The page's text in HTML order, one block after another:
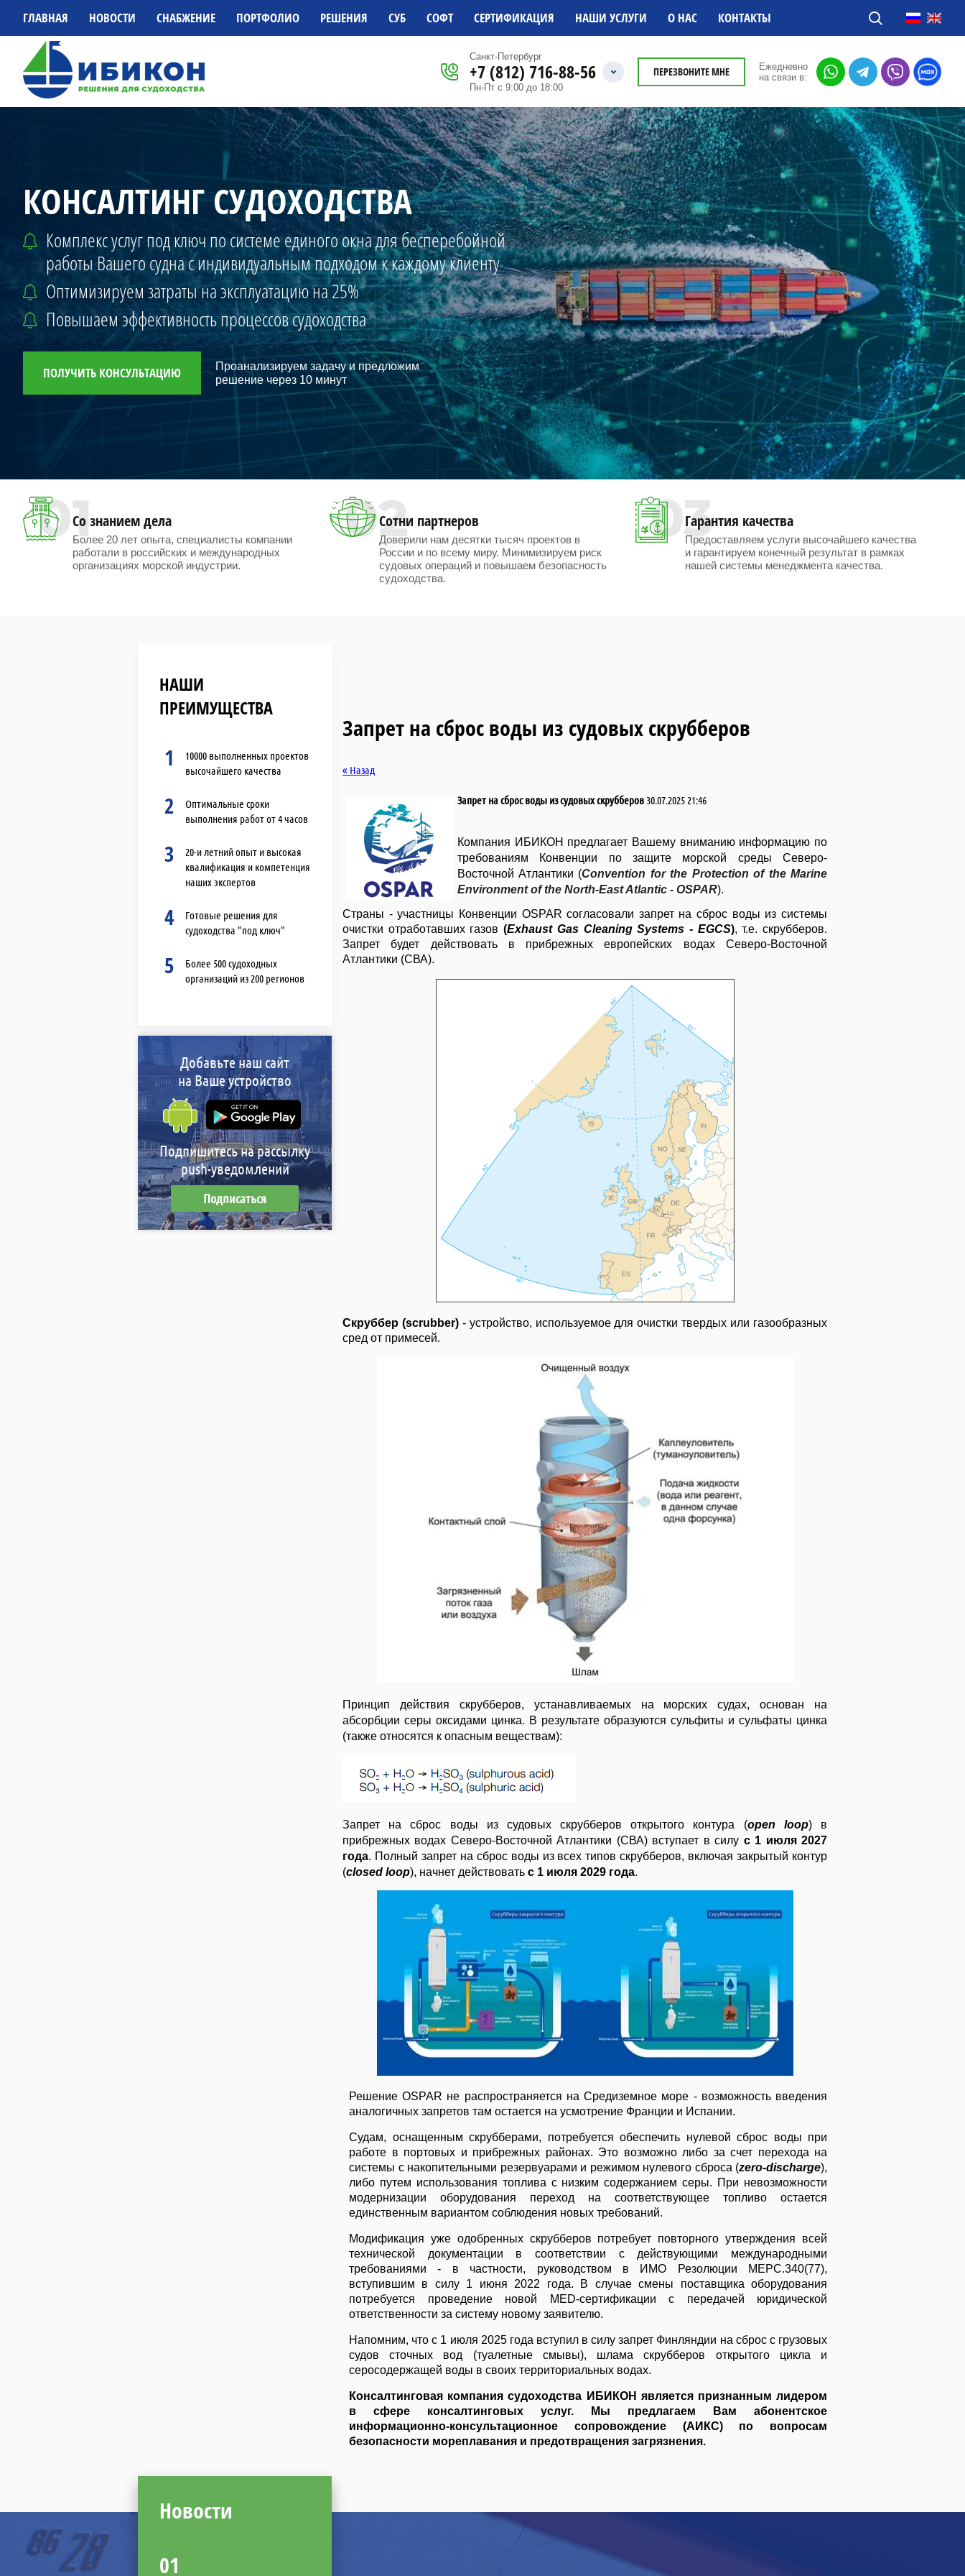
ГЛАВНАЯ НОВОСТИ СНАБЖЕНИЕ ПОРТФОЛИО РЕШЕНИЯ СУБ СОФТ СЕРТИФИКАЦИЯ НАШИ УСЛУГИ О НАС КОНТАКТЫ
Санкт-Петербург
+7 (812) 716-88-56
Пн-Пт с 9:00 до 18:00
ПЕРЕЗВОНИТЕ МНЕ
Ежедневно
на связи в:
КОНСАЛТИНГ СУДОХОДСТВА
Комплекс услуг под ключ по системе единого окна для бесперебойной
работы Вашего судна с индивидуальным подходом к каждому клиенту
Оптимизируем затраты на эксплуатацию на 25%
Повышаем эффективность процессов судоходства
ПОЛУЧИТЬ КОНСУЛЬТАЦИЮ
Проанализируем задачу и предложим
решение через 10 минут
01Со знанием дела
Более 20 лет опыта, специалисты компании
работали в российских и международных
организациях морской индустрии.
02Сотни партнеров
Доверили нам десятки тысяч проектов в
России и по всему миру. Минимизируем риск
судовых операций и повышаем безопасность
судоходства.
03Гарантия качества
Предоставляем услуги высочайшего качества
и гарантируем конечный результат в рамках
нашей системы менеджмента качества.
НАШИ
ПРЕИМУЩЕСТВА
1
10000 выполненных проектов
высочайшего качества
2
Оптимальные сроки
выполнения работ от 4 часов
3
20-и летний опыт и высокая
квалификация и компетенция
наших экспертов
4
Готовые решения для
судоходства "под ключ"
5
Более 500 судоходных
организаций из 200 регионов
Добавьте наш сайт
на Ваше устройство
Подпишитесь на рассылку
push-уведомлений
Подписаться
Запрет на сброс воды из судовых скрубберов
« Назад
Запрет на сброс воды из судовых скрубберов 30.07.2025 21:46
Компания ИБИКОН предлагает Вашему вниманию информацию по
требованиям
Конвенции по защите морской среды Северо-
Восточной Атлантики (Convention for the Protection of the Marine
Environment of the North-East Atlantic - OSPAR).
Страны - участницы Конвенции OSPAR согласовали запрет на сброс воды из системы
очистки отработавших газов (Exhaust Gas Cleaning Systems - EGCS), т.е. скрубберов.
Запрет будет действовать в прибрежных европейских водах Северо-Восточной
Атлантики (СВА).
Скруббер (scrubber)- устройство, используемое для очистки твердых или газообразных
сред от примесей.
Принцип действия скрубберов, устанавливаемых на морских судах, основан на
абсорбции серы оксидами цинка. В результате образуются сульфиты и сульфаты цинка
(также относятся к опасным веществам):
Запрет на сброс воды из судовых скрубберов открытого контура (open loop) в
прибрежных водах Северо-Восточной Атлантики (СВА) вступает в силу с 1 июля 2027
года. Полный запрет на сброс воды из всех типов скрубберов, включая закрытый контур
(closed loop), начнет действовать с 1 июля 2029 года.
Решение OSPAR не распространяется на Средиземное море - возможность введения
аналогичных запретов там остается на усмотрение Франции и Испании.
Судам, оснащенным скрубберами, потребуется обеспечить нулевой сброс воды при
работе в портовых и прибрежных районах. Это возможно либо за счет перехода на
системы с накопительными резервуарами и режимом нулевого сброса (zero-discharge),
либо путем использования топлива с низким содержанием серы. При невозможности
модернизации оборудования переход на соответствующее топливо остается
единственным вариантом соблюдения новых требований.
Модификация уже одобренных скрубберов потребует повторного утверждения всей
технической документации в соответствии с действующими международными
требованиями - в частности, руководством в ИМО Резолюции MEPC.340(77),
вступившим в силу 1 июня 2022 года. В случае смены поставщика оборудования
потребуется проведение новой MED-сертификации с передачей юридической
ответственности за систему новому заявителю.
Напомним, что с 1 июля 2025 года вступил в силузапрет Финляндии на сброс с грузовых
судов сточных вод (туалетные смывы), шлама скрубберов открытого цикла и
серосодержащей воды в своих территориальных водах.
Консалтинговая компания судоходства ИБИКОН является признанным лидером
в сфере консалтинговых услуг. Мы предлагаем Вам абонентское
информационно-консультационное сопровождение (АИКС) по вопросам
безопасности мореплавания и предотвращения загрязнения.
Новости
использованием
01